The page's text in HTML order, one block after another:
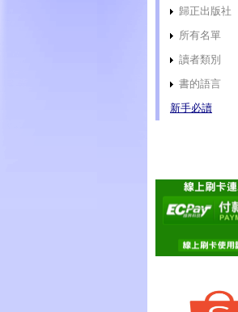
歸正出版社
所有名單
讀者類別
書的語言
新手必讀